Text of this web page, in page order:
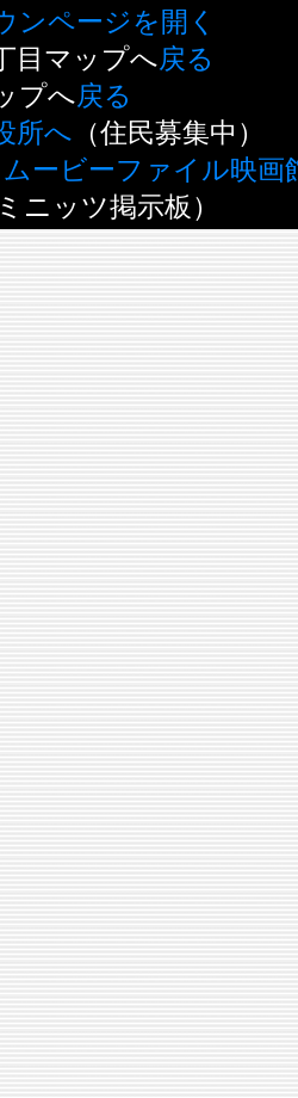
ンページを開く
目マップへ戻る
プへ戻る
所へ （住民募集中）
ムービーファイル映画
ミニッツ掲示板）